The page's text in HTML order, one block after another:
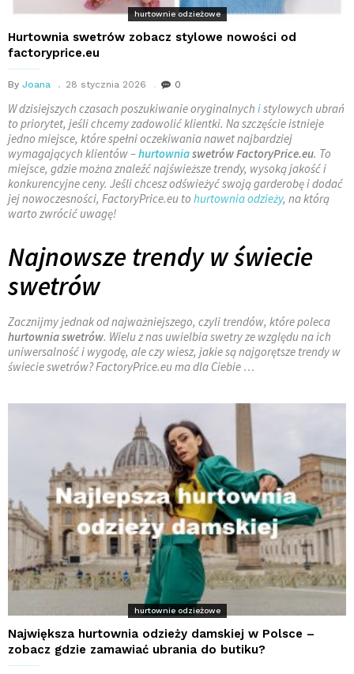
hurtownie odzieżowe
Hurtownia swetrów zobacz stylowe nowości od
factoryprice.eu
By Joana 28 stycznia 2026 0
W dzisiejszych czasach poszukiwanie oryginalnych istylowych ubrań
to priorytet, jeśli chcemy zadowolić klientki. Na szczęście istnieje
jedno miejsce, które spełni oczekiwania nawet najbardziej
wymagających klientów –hurtowniaswetrówFactoryPrice.eu. To
miejsce, gdzie można znaleźć najświeższe trendy, wysoką jakość i
konkurencyjne ceny. Jeśli chcesz odświeżyć swoją garderobę i dodać
jej nowoczesności, FactoryPrice.eu to hurtownia odzieży, na którą
warto zwrócić uwagę!
Najnowsze trendy w świecie
swetrów
Zacznijmy jednak od najważniejszego, czyli trendów, które poleca
hurtownia swetrów. Wielu z nas uwielbia swetry ze względu na ich
uniwersalność i wygodę, ale czy wiesz, jakie są najgorętsze trendy w
świecie swetrów? FactoryPrice.eu ma dla Ciebie …
hurtownie odzieżowe
Największa hurtownia odzieży damskiej w Polsce –
zobacz gdzie zamawiać ubrania do butiku?